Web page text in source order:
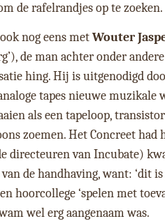
de rafelrandjes op te zoeken.
nog eens metWouter
de man achter onder
hing. Hij is uitgenodigd
tapes nieuwe muzikale
als een tapeloop,
zoemen. Het Concreet had
directeuren van Incubate)
de handhaving, want:
hoorcollege ‘spelen met
wel erg aangenaam was.